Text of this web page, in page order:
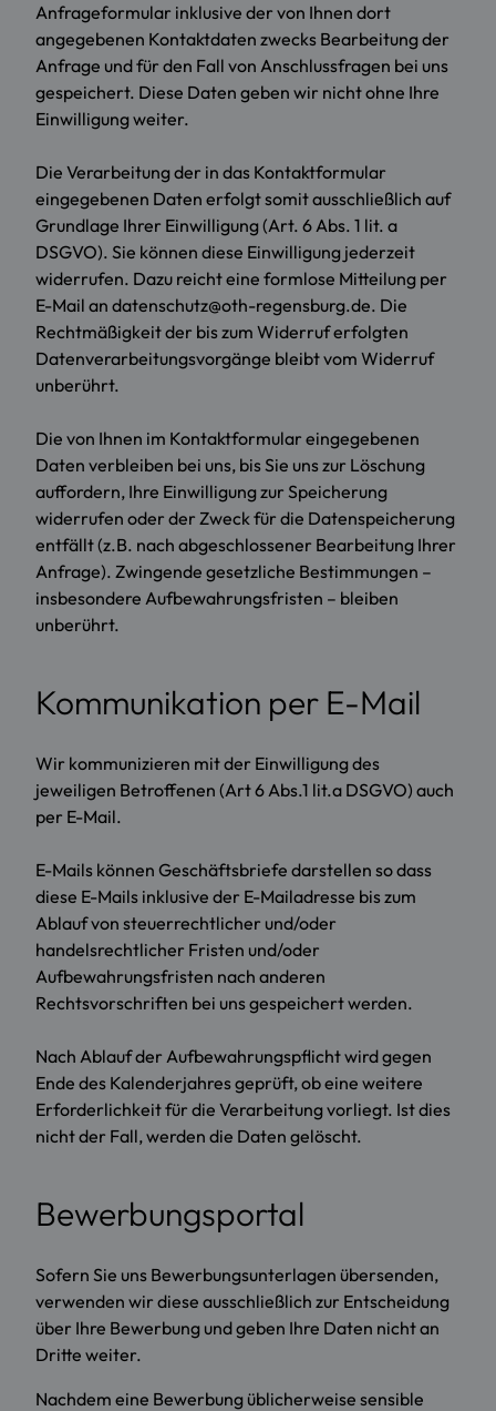
Anfrageformular inklusive der von Ihnen dort
angegebenen Kontaktdaten zwecks Bearbeitung der
Anfrage und für den Fall von Anschlussfragen bei uns
gespeichert. Diese Daten geben wir nicht ohne Ihre
Einwilligung weiter.
Die Verarbeitung der in das Kontaktformular
eingegebenen Daten erfolgt somit ausschließlich auf
Grundlage Ihrer Einwilligung (Art. 6 Abs. 1 lit. a
DSGVO). Sie können diese Einwilligung jederzeit
widerrufen. Dazu reicht eine formlose Mitteilung per
E-Mail an datenschutz@oth-regensburg.de. Die
Rechtmäßigkeit der bis zum Widerruf erfolgten
Datenverarbeitungsvorgänge bleibt vom Widerruf
unberührt.
Die von Ihnen im Kontaktformular eingegebenen
Daten verbleiben bei uns, bis Sie uns zur Löschung
auffordern, Ihre Einwilligung zur Speicherung
widerrufen oder der Zweck für die Datenspeicherung
entfällt (z.B. nach abgeschlossener Bearbeitung Ihrer
Anfrage). Zwingende gesetzliche Bestimmungen –
insbesondere Aufbewahrungsfristen – bleiben
unberührt.
Kommunikation per E-Mail
Wir kommunizieren mit der Einwilligung des
jeweiligen Betroffenen (Art 6 Abs.1 lit.a DSGVO) auch
per E-Mail.
E-Mails können Geschäftsbriefe darstellen so dass
diese E-Mails inklusive der E-Mailadresse bis zum
Ablauf von steuerrechtlicher und/oder
handelsrechtlicher Fristen und/oder
Aufbewahrungsfristen nach anderen
Rechtsvorschriften bei uns gespeichert werden.
Nach Ablauf der Aufbewahrungspflicht wird gegen
Ende des Kalenderjahres geprüft, ob eine weitere
Erforderlichkeit für die Verarbeitung vorliegt. Ist dies
nicht der Fall, werden die Daten gelöscht.
Bewerbungsportal
Sofern Sie uns Bewerbungsunterlagen übersenden,
verwenden wir diese ausschließlich zur Entscheidung
über Ihre Bewerbung und geben Ihre Daten nicht an
Dritte weiter.
Nachdem eine Bewerbung üblicherweise sensible